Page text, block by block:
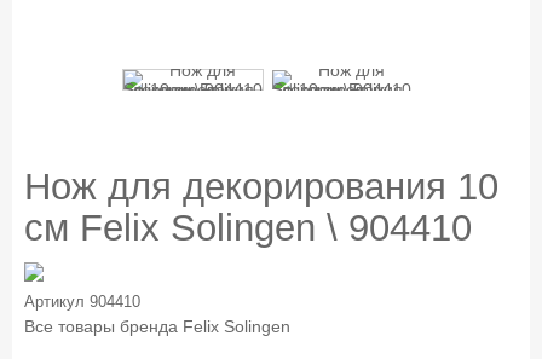
Нож для декорирования 10
см Felix Solingen \ 904410
Артикул 904410
Все товары бренда Felix Solingen